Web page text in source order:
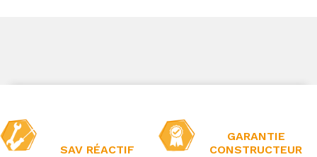
SAV RÉACTIF
GARANTIE
CONSTRUCTEUR